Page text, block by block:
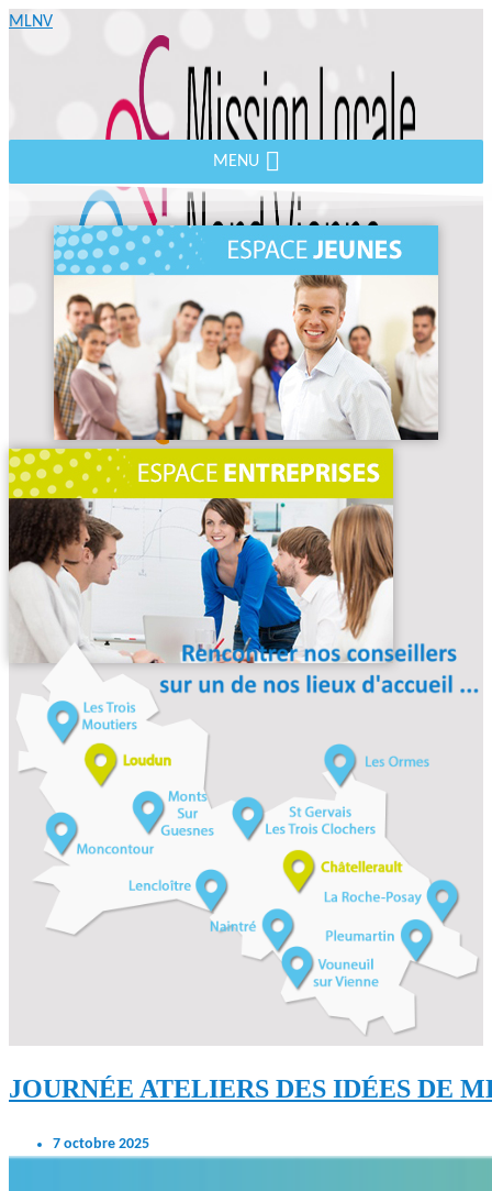
MLNV
MENU
JOURNÉE ATELIERS DES IDÉES DE
7 octobre 2025